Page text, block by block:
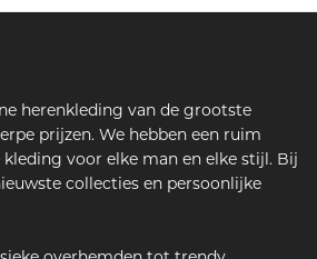
herenkleding van de grootste
prijzen. We hebben een ruim
voor elke man en elke stijl. Bij
collecties en persoonlijke